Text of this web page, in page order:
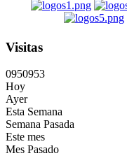
Visitas
0950953
Hoy
Ayer
Esta Semana
Semana Pasada
Este mes
Mes Pasado